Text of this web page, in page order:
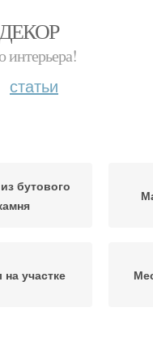
интерьера!
статьи
бутового
на участке